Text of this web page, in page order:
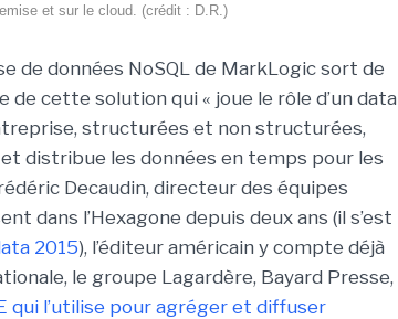
et sur le cloud. (crédit : D.R.)
de données NoSQL de MarkLogic sort de
de cette solution qui « joue le rôle d’un data
structurées et non structurées,
distribue les données en temps pour les
Decaudin, directeur des équipes
dans l’Hexagone depuis deux ans (il s’est
2015), l’éditeur américain y compte déjà
le groupe Lagardère, Bayard Presse,
qui l’utilise pour agréger et diffuser